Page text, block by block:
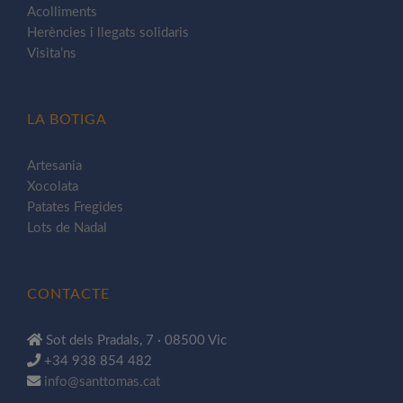
Acolliments
Herències i llegats solidaris
Visita’ns
LA BOTIGA
Artesania
Xocolata
Patates Fregides
Lots de Nadal
CONTACTE
Sot dels Pradals, 7 · 08500 Vic
+34 938 854 482
info@santtomas.cat